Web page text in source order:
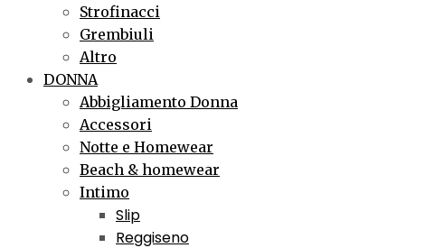
Strofinacci
Grembiuli
Altro
DONNA
Abbigliamento Donna
Accessori
Notte e Homewear
Beach & homewear
Intimo
Slip
Reggiseno